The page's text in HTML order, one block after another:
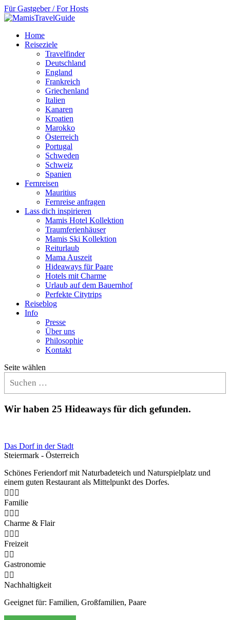
Für Gastgeber / For Hosts
Home
Reiseziele
Travelfinder
Deutschland
England
Frankreich
Griechenland
Italien
Kanaren
Kroatien
Marokko
Österreich
Portugal
Schweden
Schweiz
Spanien
Fernreisen
Mauritius
Fernreise anfragen
Lass dich inspirieren
Mamis Hotel Kollektion
Traumferienhäuser
Mamis Ski Kollektion
Reiturlaub
Mama Auszeit
Hideaways für Paare
Hotels mit Charme
Urlaub auf dem Bauernhof
Perfekte Citytrips
Reiseblog
Info
Presse
Über uns
Philosophie
Kontakt
Seite wählen
Wir haben 25 Hideaways für dich gefunden.
Das Dorf in der Stadt
Steiermark - Österreich
Schönes Feriendorf mit Naturbadeteich und Naturspielplatz und
einem guten Restaurant als Mittelpunkt des Dorfes.
  
Familie
  
Charme & Flair
  
Freizeit
 
Gastronomie
 
Nachhaltigkeit
Geeignet für: Familien, Großfamilien, Paare